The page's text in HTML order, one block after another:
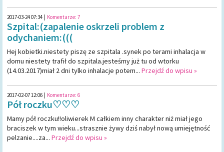
2017-03-24 07:34 Komentarze: 7
Szpital:(zapalenie oskrzeli problem z
odychaniem:(((
Hej kobietki.niestety piszę ze szpitala .synek po terami inhalacja w
domu niestety trafił do szpitala.jesteśmy już tu od wtorku
(14.03.2017)miał 2 dni tylko inhalacje potem... Przejdź do wpisu »
2017-02-07 12:06 Komentarze: 6
Pół roczku♡♡♡
Mamy pół roczku!!oliwierek M całkiem inny charakter niż miał jego
braciszek w tym wieku...strasznie żywy dziś nabył nową umiejętność
pelzanie....za... Przejdź do wpisu »